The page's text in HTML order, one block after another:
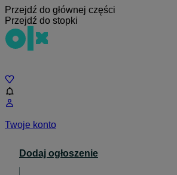
Przejdź do głównej części
Przejdź do stopki
Twoje konto
Dodaj ogłoszenie